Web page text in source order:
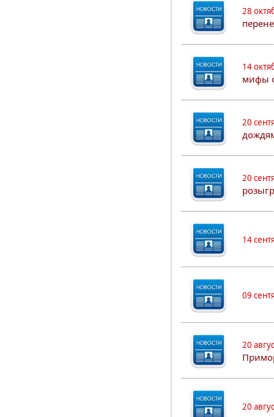
28
14
мифы
20
20
14
09
20
20